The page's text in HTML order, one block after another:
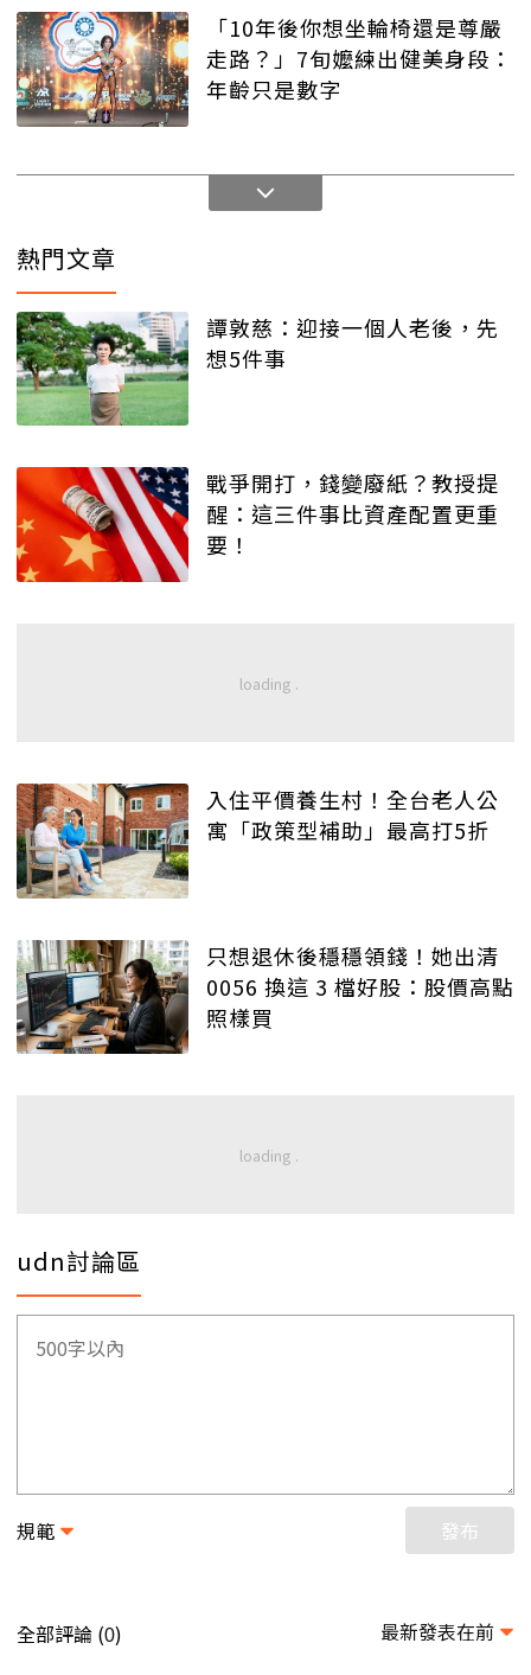
「10年後你想坐輪椅還是尊嚴
走路？」7旬嬤練出健美身段：
年齡只是數字
熱門文章
譚敦慈：迎接一個人老後，先
想5件事
戰爭開打，錢變廢紙？教授提
醒：這三件事比資產配置更重
要！
入住平價養生村！全台老人公
寓「政策型補助」最高打5折
只想退休後穩穩領錢！她出清
0056 換這 3 檔好股：股價高點
照樣買
udn討論區
規範 發布
全部評論 (0) 最新發表在前